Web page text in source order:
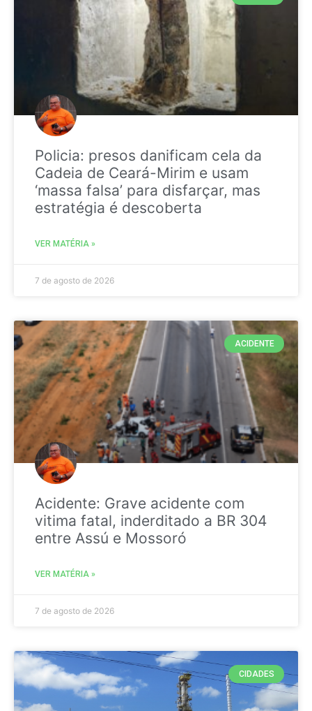
Policia: presos danificam cela da
Cadeia de Ceará-Mirim e usam
‘massa falsa’ para disfarçar, mas
estratégia é descoberta
VER MATÉRIA »
7 de agosto de 2026
ACIDENTE
Acidente: Grave acidente com
vitima fatal, inderditado a BR 304
entre Assú e Mossoró
VER MATÉRIA »
7 de agosto de 2026
CIDADES